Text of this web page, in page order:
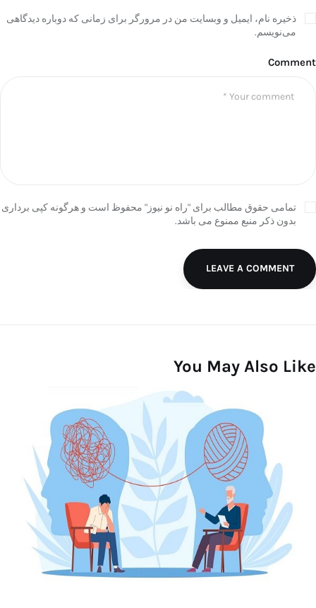
ذخیره نام، ایمیل و وبسایت من در مرورگر برای زمانی که دوباره دیدگاهی
می‌نویسم.
Comment
تمامی حقوق مطالب برای "راه نو نیوز" محفوظ است و هرگونه کپی برداری
بدون ذکر منبع ممنوع می باشد.
LEAVE A COMMENT
You May Also Like